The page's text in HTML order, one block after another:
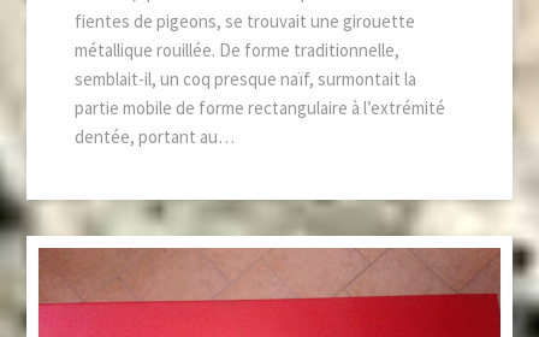
fientes de pigeons, se trouvait une girouette
métallique rouillée. De forme traditionnelle,
semblait-il, un coq presque naïf, surmontait la
partie mobile de forme rectangulaire à l’extrémité
dentée, portant au…